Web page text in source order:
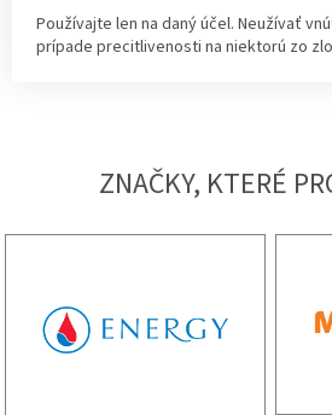
Používajte len na daný účel. Neužívať
prípade precitlivenosti na niektorú zo
ZNAČKY, KTERÉ